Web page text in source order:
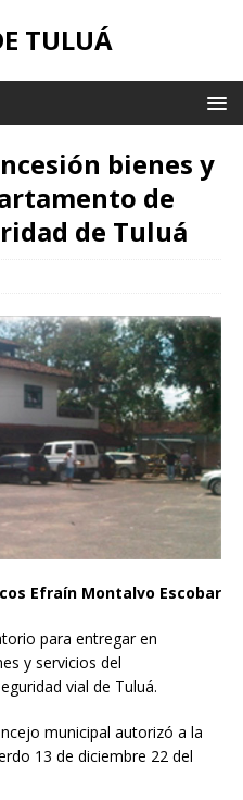
TULUÁ
bienes y
de
de Tuluá
Efraín Montalvo Escobar
para entregar en
y servicios del
vial de Tuluá.
municipal autorizó a la
13 de diciembre 22 del